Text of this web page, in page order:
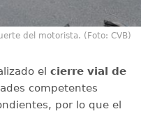
del motorista. (Foto: CVB)
el cierre vial de
competentes
por lo que el